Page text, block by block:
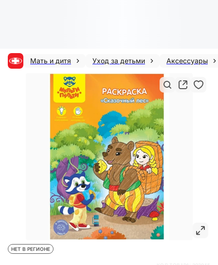
Мать и дитя Уход за детьми Аксессуары
НЕТ В РЕГИОНЕ